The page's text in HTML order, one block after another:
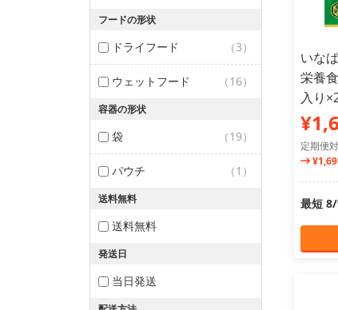
フードの形状
ドライフード （3）
ウェットフード （16）
容器の形状
袋 （19）
パウチ （1）
送料無料
送料無料
発送日
当日発送
いな
栄養
入り
定期便
最短 8/